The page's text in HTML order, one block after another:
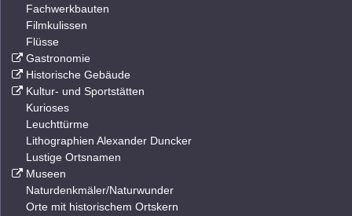
Fachwerkbauten
Filmkulissen
Flüsse
Gastronomie
Historische Gebäude
Kultur- und Sportstätten
Kurioses
Leuchttürme
Lithographien Alexander Duncker
Lustige Ortsnamen
Museen
Naturdenkmäler/Naturwunder
Orte mit historischem Ortskern